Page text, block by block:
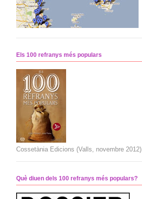
Els 100 refranys més populars
Cossetània Edicions (Valls, novembre 2012)
Què diuen dels 100 refranys més populars?